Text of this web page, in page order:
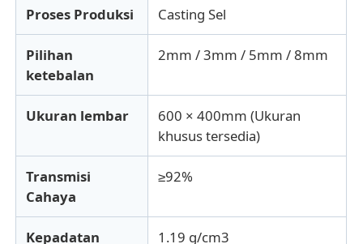
Proses Produksi Casting Sel
Pilihan
ketebalan
2mm / 3mm / 5mm / 8mm
Ukuran lembar
600 × 400mm (Ukuran
khusus tersedia)
Transmisi
Cahaya
≥92%
Kepadatan 1.19 g/cm3